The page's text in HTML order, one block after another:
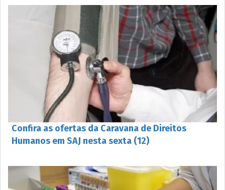
Confira as ofertas da Caravana de Direitos
Humanos em SAJ nesta sexta (12)